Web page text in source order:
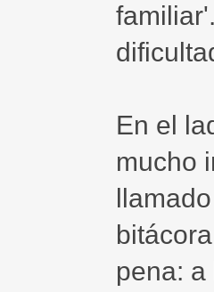
En el
mucho
pena: